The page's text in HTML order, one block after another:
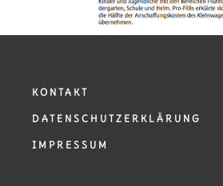
KONTAKT
DATENSCHUTZERKLÄRUNG
IMPRESSUM